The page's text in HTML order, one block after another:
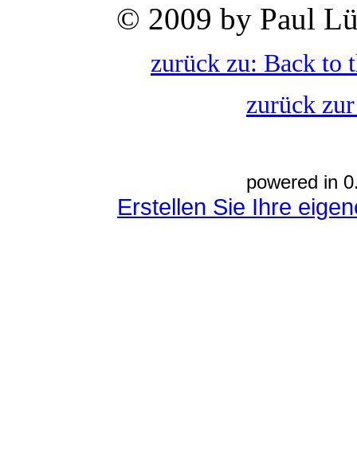
© 2009 by Paul
zurück zu: Back to
zurück
powered in
Erstellen Sie Ihre